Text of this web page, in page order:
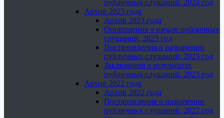
публичных слушаний, 2024 год
Архив 2023 года
Архив 2023 года
Оповещения о начале публичных
слушаний, 2023 год
Постановления о назначении
публичных слушаний, 2023 год
Заключения о результатах
публичных слушаний, 2023 год
Архив 2022 года
Архив 2022 года
Постановления о назначении
публичных слушаний, 2022 год